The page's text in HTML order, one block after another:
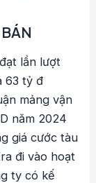
lần lượt
63 tỷ đ
mảng vận
năm 2024
giá cước tàu
đi vào hoạt
ty có kế